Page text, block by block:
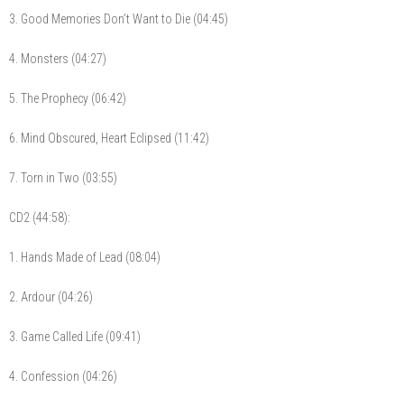
3. Good Memories Don’t Want to Die (04:45)
4. Monsters (04:27)
5. The Prophecy (06:42)
6. Mind Obscured, Heart Eclipsed (11:42)
7. Torn in Two (03:55)
CD2 (44:58):
1. Hands Made of Lead (08:04)
2. Ardour (04:26)
3. Game Called Life (09:41)
4. Confession (04:26)